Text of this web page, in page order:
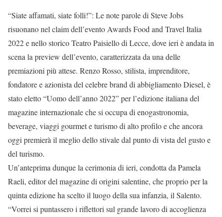
“Siate affamati, siate folli!”: Le note parole di Steve Jobs
risuonano nel claim dell’evento Awards Food and Travel Italia
2022 e nello storico Teatro Paisiello di Lecce, dove ieri è andata in
scena la preview dell’evento, caratterizzata da una delle
premiazioni più attese. Renzo Rosso, stilista, imprenditore,
fondatore e azionista del celebre brand di abbigliamento Diesel, è
stato eletto “Uomo dell’anno 2022” per l’edizione italiana del
magazine internazionale che si occupa di enogastronomia,
beverage, viaggi gourmet e turismo di alto profilo e che ancora
oggi premierà il meglio dello stivale dal punto di vista del gusto e
del turismo.
Un’anteprima dunque la cerimonia di ieri, condotta da Pamela
Raeli, editor del magazine di origini salentine, che proprio per la
quinta edizione ha scelto il luogo della sua infanzia, il Salento.
“Vorrei si puntassero i riflettori sul grande lavoro di accoglienza